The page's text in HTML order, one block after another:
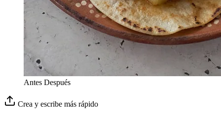
Antes Después
Crea y escribe más rápido